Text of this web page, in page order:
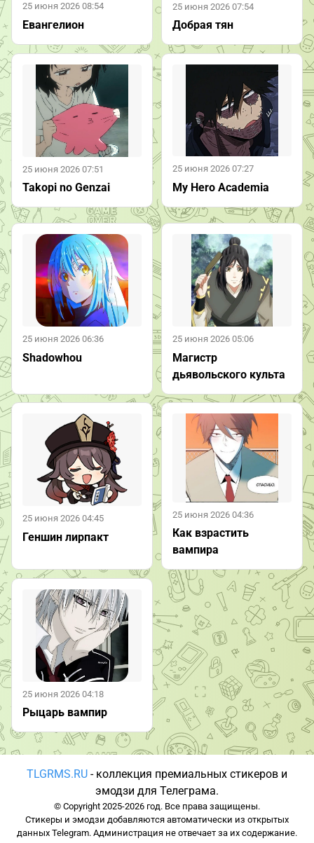
25 июня 2026 08:54
Евангелион
25 июня 2026 07:54
Добрая тян
25 июня 2026 07:51
Takopi no Genzai
25 июня 2026 07:27
My Hero Academia
25 июня 2026 06:36
Shadowhou
25 июня 2026 05:06
Магистр
дьявольского культа
25 июня 2026 04:45
Геншин лирпакт
25 июня 2026 04:36
Как взрастить
вампира
25 июня 2026 04:18
Рыцарь вампир
TLGRMS.RU - коллекция премиальных стикеров и
эмодзи для Телеграма.
© Copyright 2025-2026 год. Все права защищены.
Стикеры и эмодзи добавляются автоматически из открытых
данных Telegram. Администрация не отвечает за их содержание.